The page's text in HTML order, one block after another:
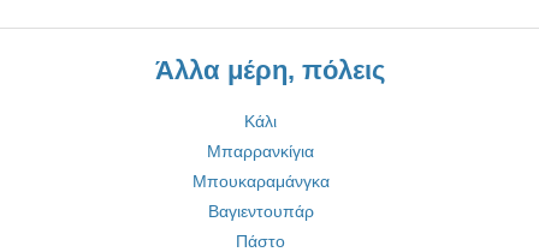
Άλλα μέρη, πόλεις
Κάλι
Μπαρρανκίγια
Μπουκαραμάνγκα
Βαγιεντουπάρ
Πάστο